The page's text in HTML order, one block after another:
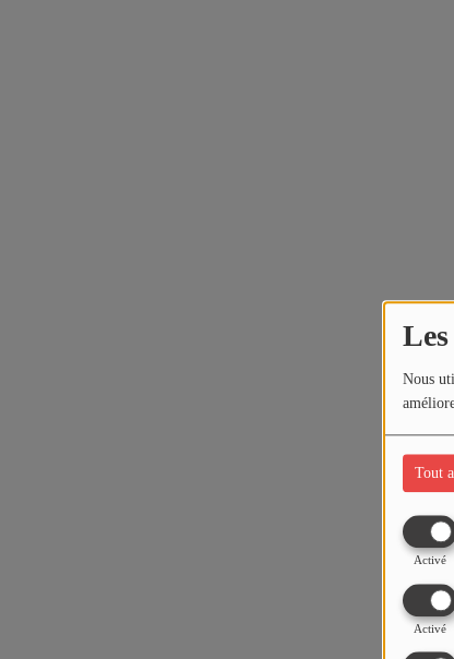
Nous
Tout
Activé
Activé